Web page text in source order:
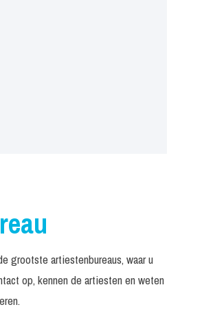
grootste artiestenbureaus, waar u
op, kennen de artiesten en weten